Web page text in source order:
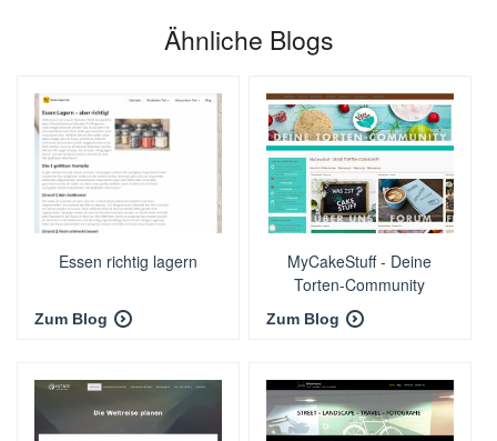
Ähnliche Blogs
Essen richtig lagern
Zum Blog
MyCakeStuff - Deine
Torten-Community
Zum Blog